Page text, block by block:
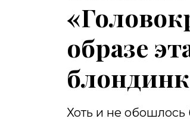
образе
Хоть и не обошлось